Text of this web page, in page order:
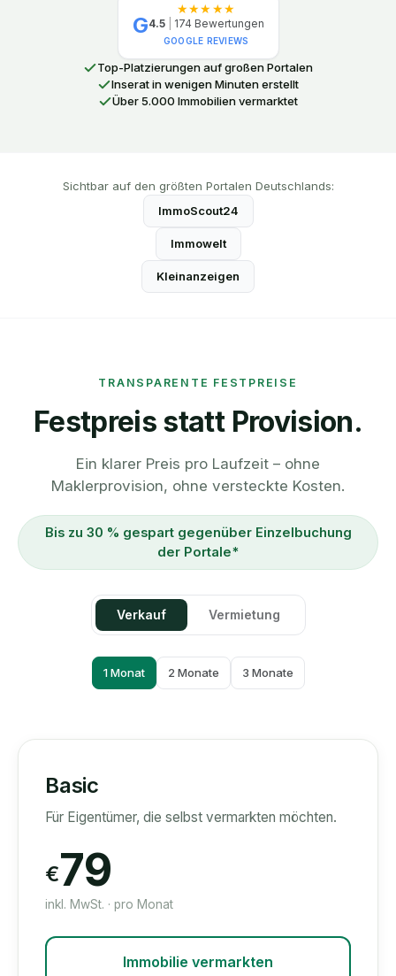
G
★★★★★
4.5 174 Bewertungen
GOOGLE REVIEWS
Top-Platzierungen auf großen Portalen
Inserat in wenigen Minuten erstellt
Über 5.000 Immobilien vermarktet
Sichtbar auf den größten Portalen Deutschlands:
ImmoScout24
Immowelt
Kleinanzeigen
TRANSPARENTE FESTPREISE
Festpreis statt Provision.
Ein klarer Preis pro Laufzeit – ohne
Maklerprovision, ohne versteckte Kosten.
Bis zu 30 % gespart gegenüber Einzelbuchung
der Portale*
Verkauf Vermietung
1 Monat 2 Monate 3 Monate
Basic
Für Eigentümer, die selbst vermarkten möchten.
€79
inkl. MwSt. · pro Monat
Immobilie vermarkten